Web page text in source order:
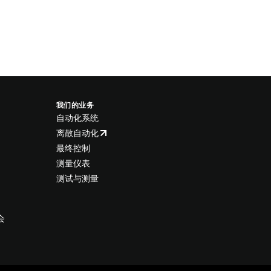
我们的业务
自动化系统
离散自动化
最终控制
测量仪表
测试与测量